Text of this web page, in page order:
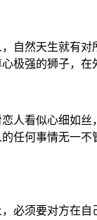
自然天生就有
极强的狮子，
人看似心细如
任何事情无一
必须要对方在